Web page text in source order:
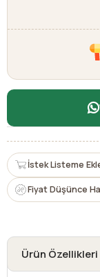
İstek Listeme
Fiyat Düşünce
Ürün Özellikleri